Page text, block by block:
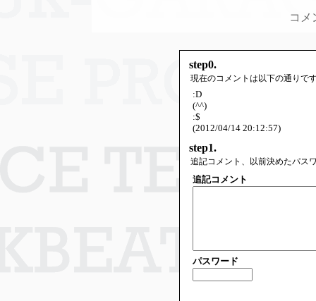
コメ
step0.
現在のコメントは以下の通りで
:D
(^^)
:$
(2012/04/14 20:12:57)
step1.
追記コメント、以前決めたパス
追記コメント
パスワード